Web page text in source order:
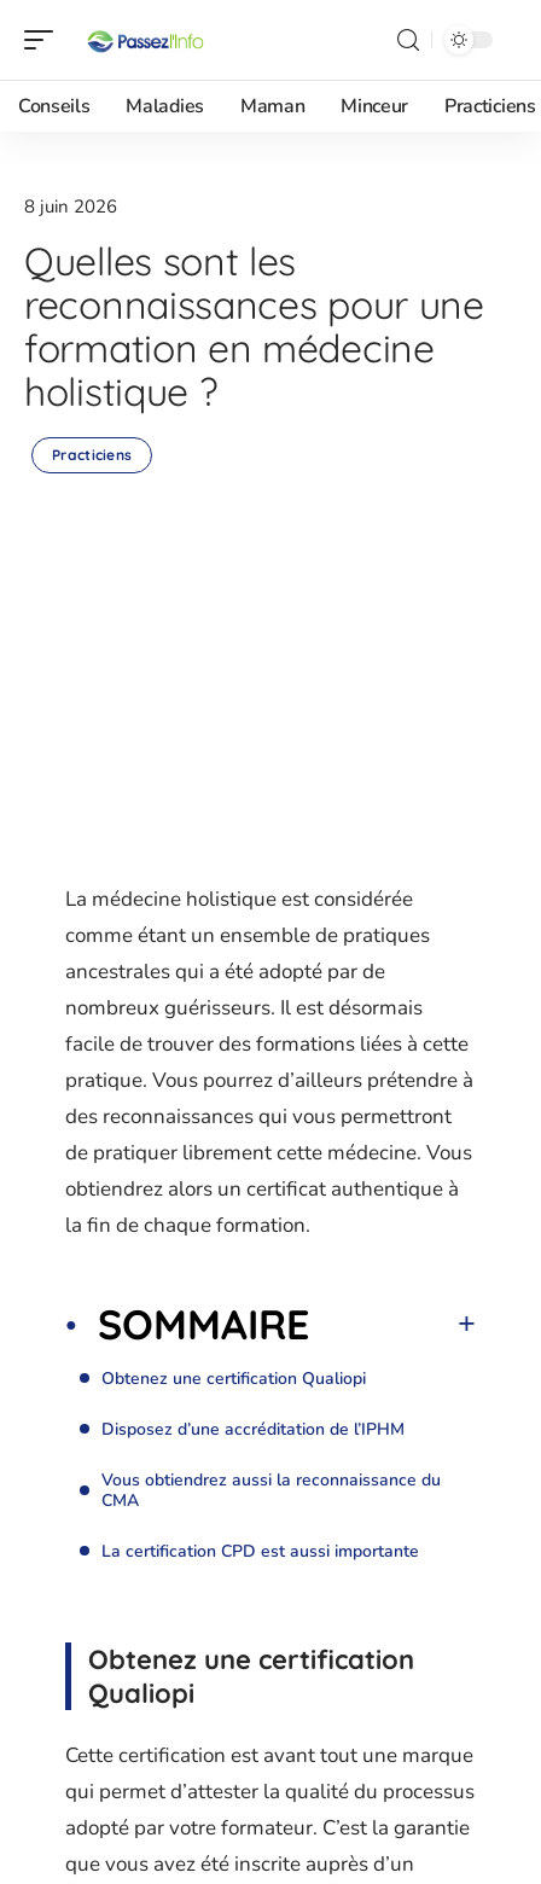
Conseils Maladies Maman Minceur Practiciens
8 juin 2026
Quelles sont les
reconnaissances pour une
formation en médecine
holistique ?
Practiciens
La médecine holistique est considérée
comme étant un ensemble de pratiques
ancestrales qui a été adopté par de
nombreux guérisseurs. Il est désormais
facile de trouver des formations liées à cette
pratique. Vous pourrez d’ailleurs prétendre à
des reconnaissances qui vous permettront
de pratiquer librement cette médecine. Vous
obtiendrez alors un certificat authentique à
la fin de chaque formation.
SOMMAIRE
Obtenez une certification Qualiopi
Disposez d’une accréditation de l’IPHM
Vous obtiendrez aussi la reconnaissance du
CMA
La certification CPD est aussi importante
Obtenez une certification
Qualiopi
Cette certification est avant tout une marque
qui permet d’attester la qualité du processus
adopté par votre formateur. C’est la garantie
que vous avez été inscrite auprès d’un